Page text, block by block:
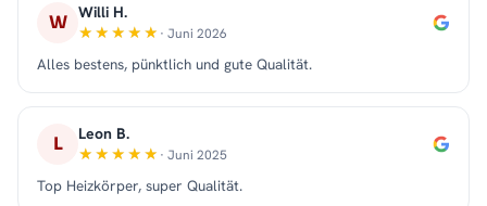
W Willi H.
· Juni 2026
Alles bestens, pünktlich und gute Qualität.
L Leon B.
· Juni 2025
Top Heizkörper, super Qualität.